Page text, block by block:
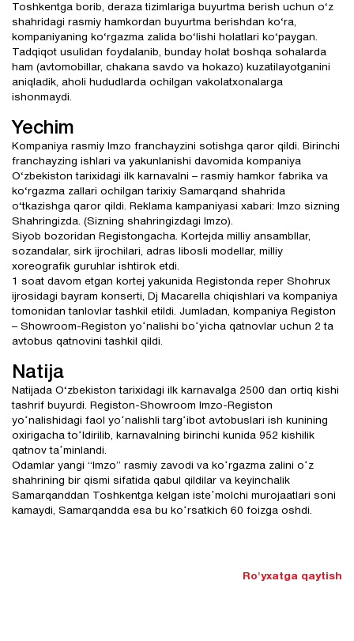
Toshkentga borib, deraza tizimlariga buyurtma berish uchun o‘z
shahridagi rasmiy hamkordan buyurtma berishdan ko‘ra,
kompaniyaning ko‘rgazma zalida bo‘lishi holatlari ko‘paygan.
Tadqiqot usulidan foydalanib, bunday holat boshqa sohalarda
ham (avtomobillar, chakana savdo va hokazo) kuzatilayotganini
aniqladik, aholi hududlarda ochilgan vakolatxonalarga
ishonmaydi.
Yechim
Kompaniya rasmiy Imzo franchayzini sotishga qaror qildi. Birinchi
franchayzing ishlari va yakunlanishi davomida kompaniya
O‘zbekiston tarixidagi ilk karnavalni – rasmiy hamkor fabrika va
ko‘rgazma zallari ochilgan tarixiy Samarqand shahrida
o‘tkazishga qaror qildi. Reklama kampaniyasi xabari: Imzo sizning
Shahringizda. (Sizning shahringizdagi Imzo).
Siyob bozoridan Registongacha. Kortejda milliy ansambllar,
sozandalar, sirk ijrochilari, adras libosli modellar, milliy
xoreografik guruhlar ishtirok etdi.
1 soat davom etgan kortej yakunida Registonda reper Shohrux
ijrosidagi bayram konserti, Dj Macarella chiqishlari va kompaniya
tomonidan tanlovlar tashkil etildi. Jumladan, kompaniya Registon
– Showroom-Registon yoʻnalishi boʻyicha qatnovlar uchun 2 ta
avtobus qatnovini tashkil qildi.
Natija
Natijada O‘zbekiston tarixidagi ilk karnavalga 2500 dan ortiq kishi
tashrif buyurdi. Registon-Showroom Imzo-Registon
yoʻnalishidagi faol yoʻnalishli targʻibot avtobuslari ish kunining
oxirigacha toʻldirilib, karnavalning birinchi kunida 952 kishilik
qatnov taʼminlandi.
Odamlar yangi “Imzo” rasmiy zavodi va koʻrgazma zalini oʻz
shahrining bir qismi sifatida qabul qildilar va keyinchalik
Samarqanddan Toshkentga kelgan isteʼmolchi murojaatlari soni
kamaydi, Samarqandda esa bu koʻrsatkich 60 foizga oshdi.
Ro'yxatga qaytish